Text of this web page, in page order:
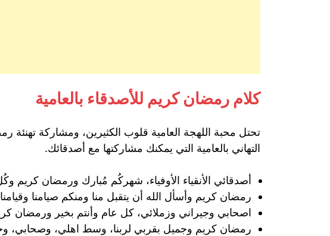
كلام رمضان كريم للأصدقاء بالعامية
تحتل محبة اللهجة العامية قلوب الكثيرين، ومشاركة تهنئة
التهاني بالعامية التي يمكنك مشاركتها مع أصدقائك.
أصدقائي الأنقياء الأوفياء، شهركُم مُبارك ورمضان كريم
رمضان كريم وأسأل الله أن يتقبل منا ومنكم صيامنا
اصحابي وجيراني وزملائي، كل عام وأنتم بخير ورمضان
رمضان كريم وجميل بقربي لربنا، وسط اهلي، وصحابي،